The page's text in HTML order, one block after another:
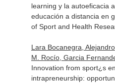
learning y la autoeficacia
educación a distancia en
of Sport and Health
Lara Bocanegra,
M. Rocío, Garcia
Innovation from sport¿s
intrapreneurship: